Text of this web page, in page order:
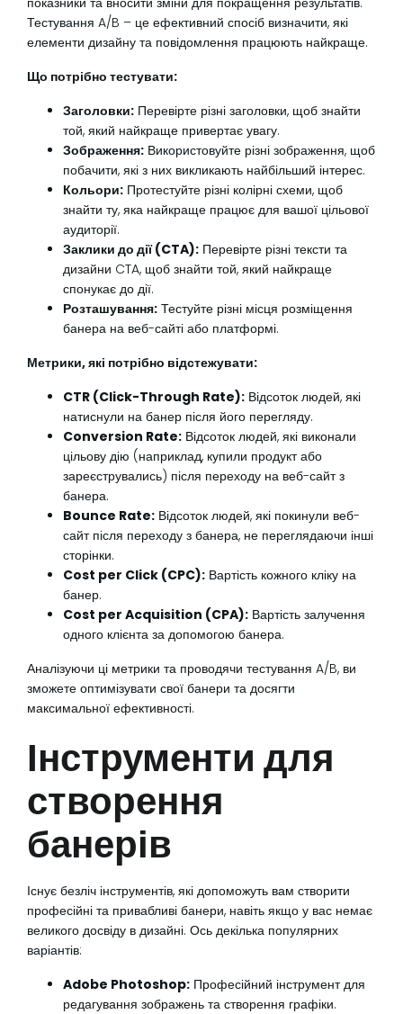
Тестування A/B – це ефективний спосіб визначити, які
елементи дизайну та повідомлення працюють найкраще.
Що потрібно тестувати:
Заголовки: Перевірте різні заголовки, щоб знайти
той, який найкраще привертає увагу.
Зображення: Використовуйте різні зображення, щоб
побачити, які з них викликають найбільший інтерес.
Кольори: Протестуйте різні колірні схеми, щоб
знайти ту, яка найкраще працює для вашої цільової
аудиторії.
Заклики до дії (CTA): Перевірте різні тексти та
дизайни CTA, щоб знайти той, який найкраще
спонукає до дії.
Розташування: Тестуйте різні місця розміщення
банера на веб-сайті або платформі.
Метрики, які потрібно відстежувати:
CTR (Click-Through Rate): Відсоток людей, які
натиснули на банер після його перегляду.
Conversion Rate: Відсоток людей, які виконали
цільову дію (наприклад, купили продукт або
зареєструвались) після переходу на веб-сайт з
банера.
Bounce Rate: Відсоток людей, які покинули веб-
сайт після переходу з банера, не переглядаючи інші
сторінки.
Cost per Click (CPC): Вартість кожного кліку на
банер.
Cost per Acquisition (CPA): Вартість залучення
одного клієнта за допомогою банера.
Аналізуючи ці метрики та проводячи тестування A/B, ви
зможете оптимізувати свої банери та досягти
максимальної ефективності.
Інструменти для
створення
банерів
Існує безліч інструментів, які допоможуть вам створити
професійні та привабливі банери, навіть якщо у вас немає
великого досвіду в дизайні. Ось декілька популярних
варіантів:
Adobe Photoshop: Професійний інструмент для
редагування зображень та створення графіки.